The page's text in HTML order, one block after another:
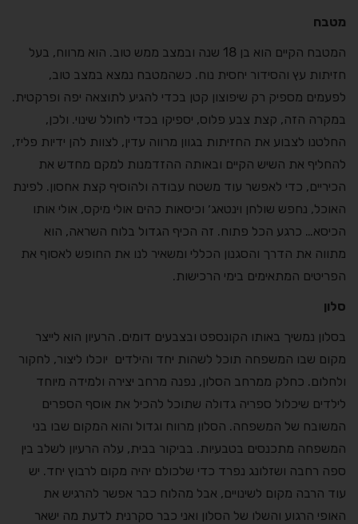
מטבח
המטבח הקיים הוא בן 18 שנה ובמצב ממש טוב. הוא מרווח, בעל
חזיתות עץ והסידור יחסית נוח. כשהמטבח נמצא במצב טוב,
לפעמים מספיק רק שיפוצון קטן בכדי להגיע לתוצאה יפה ופרקטית.
במקרה הזה, קצת צבע פלוס, יספיקו בכדי לחולל שינוי. ולכן,
החלטנו לצבוע את החזיתות בגוון מרווה עדין, לצוות להן ידיות פליז,
להחליף את השיש הקיים ובאותה ההזדמנות למקם מחדש את
הכיריים, כדי לאפשר עוד משטח עבודה ולהוסיף קצת אחסון. לפינת
האוכל, נחפש שולחן וינטאג׳ וכיסאות כהים אולי מיקס, אולי אותו
הכיסא… כרגע הכל פתוח. זה הכיף הגדול בלוח השראה, הוא
מתווה את הדרך והסגנון הכללי ומשאיר לנו את החופש לאסוף את
הפריטים המתאימים בימי הרכישות.
סלון
בסלון נמשיך באותו הקונספט ובצבעים דומים. הרעיון הוא לייצר
מקום שבו המשפחה תוכל לשהות יחד והילדים יוכלו ליצור, לחקור
ולחלום. כחלק ממרחב הסלון, נפנה מרחב יצירה ולמידה מיוחד
לילדים שיכלול ספריה גדולה שתוכל להכיל את אוסף הספרים
המשובח של המשפחה. הסלון מרווח וגדול והוא המקום שבו בני
המשפחה מתכנסים בטבעיות. בביקור בבית, עלה הרעיון לשלב בין
ספה רחבה ושזלונג נפרד כדי שלכולם יהיה מקום לרבוץ יחד. יש
עוד הרבה מקום לשינויים, אבל מהלוח כבר אפשר להרגיש את
האופי הרגוע והשלו של הסלון ואני כבר סקרנית לדעת מה ישאר